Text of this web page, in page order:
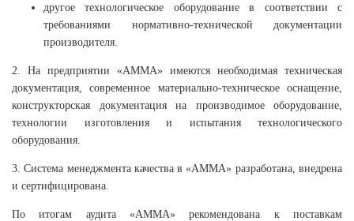
другое технологическое оборудование в соответствии с
требованиями нормативно-технической документации
производителя.
2. На предприятии «АММА» имеются необходимая техническая
документация, современное материально-техническое оснащение,
конструкторская документация на производимое оборудование,
технологии изготовления и испытания технологического
оборудования.
3. Система менеджмента качества в «АММА» разработана, внедрена
и сертифицирована.
По итогам аудита «АММА» рекомендована к поставкам